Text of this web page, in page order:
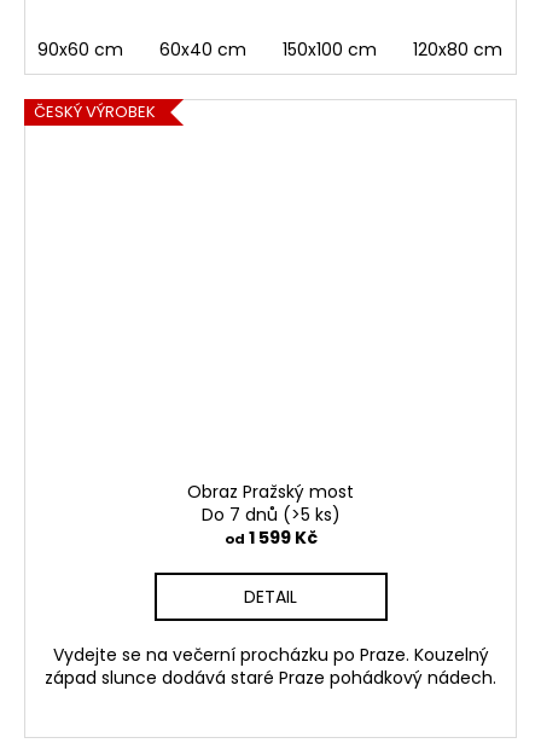
90x60 cm 60x40 cm 150x100 cm 120x80 cm
ČESKÝ VÝROBEK
Obraz Pražský most
Do 7 dnů (>5 ks)
od 1 599 Kč
DETAIL
Vydejte se na večerní procházku po Praze. Kouzelný
západ slunce dodává staré Praze pohádkový nádech.